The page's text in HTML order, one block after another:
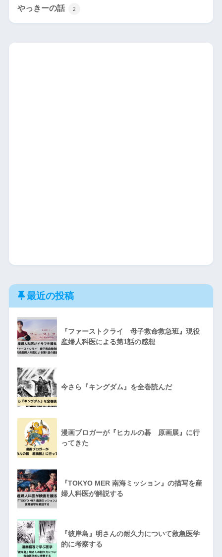
やっきーの話 2
最近の投稿
『ファーストクライ 母子救命救急班』現役
産婦人科医による第1話の感想
今さら『キングダム』を全巻読んだ
漫画ブロガーが『ヒカルの碁 原画展』に行
ってきた
『TOKYO MER 南海ミッション』の描写を産
婦人科医が解説する
『彼岸島』明さんの耐久力について救急医学
的に考察する